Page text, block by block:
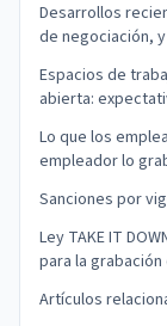
Desarrollos
de negociación, y
Espacios de
abierta:
Lo que los
empleador lo
Sanciones por
Ley TAKE IT
para la
Artículos